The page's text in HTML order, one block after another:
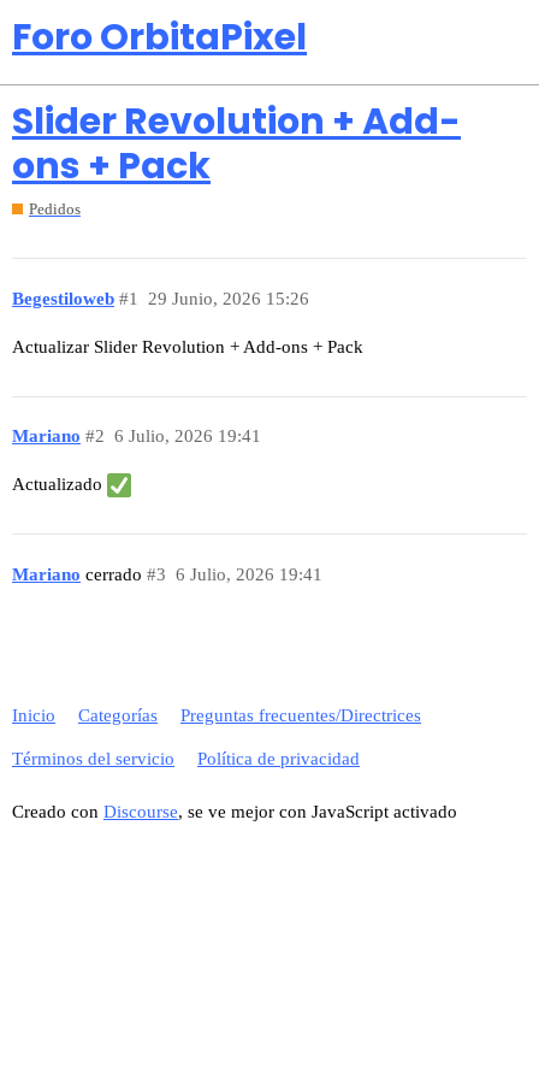
Foro OrbitaPixel
Slider Revolution + Add-
ons + Pack
Pedidos
Begestiloweb 29 Junio, 2026 15:26
#1
Actualizar Slider Revolution + Add-ons + Pack
Mariano 6 Julio, 2026 19:41
#2
Actualizado
Mariano cerrado 6 Julio, 2026 19:41
#3
Inicio Categorías Preguntas frecuentes/Directrices
Términos del servicio Política de privacidad
Creado con Discourse, se ve mejor con JavaScript activado